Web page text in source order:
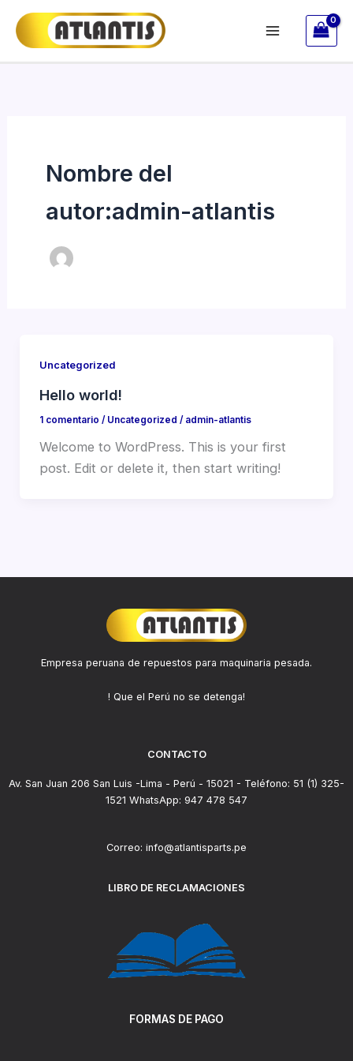
contenido
Nombre del
autor:admin-atlantis
Uncategorized
Hello world!
1 comentario / Uncategorized / admin-atlantis
Welcome to WordPress. This is your first
post. Edit or delete it, then start writing!
Empresa peruana de repuestos para maquinaria pesada.
! Que el Perú no se detenga!
CONTACTO
Av. San Juan 206 San Luis -Lima - Perú - 15021 - Teléfono: 51 (1) 325-
1521 WhatsApp: 947 478 547
Correo: info@atlantisparts.pe
LIBRO DE RECLAMACIONES
FORMAS DE PAGO